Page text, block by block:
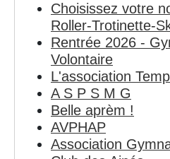
Choisissez votre
Roller-Trotinette-
Rentrée 2026 -
Volontaire
L'association
A S P S M G
Belle aprèm !
AVPHAP
Association